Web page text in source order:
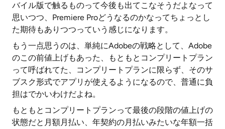
バイル版で触るものって今後も出てこなそうだよなって
思いつつ、Premiere Proどうなるのかなってちょっとし
た期待もありつつっていう感じになります。
もう一点思うのは、単純にAdobeの戦略として、Adobe
のこの前値上げもあった、もともとコンプリートプラン
って呼ばれてた、コンプリートプランに限らず、そのサ
ブスク形式でアプリが使えるようになるので、普通に負
担はでかいわけだよね。
もともとコンプリートプランって最後の段階の値上げの
状態だと月額月払い、年契約の月払いみたいな年額一括